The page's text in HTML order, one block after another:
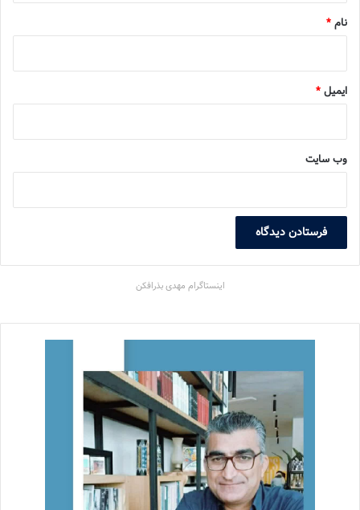
نام*
ایمیل*
وب‌ سایت
اینستاگرام مهدی بذرافکن